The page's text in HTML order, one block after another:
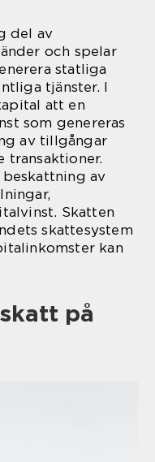
del av
och spelar
statliga
tjänster. I
att en
som genereras
av tillgångar
transaktioner.
av
Skatten
skattesystem
kan
på